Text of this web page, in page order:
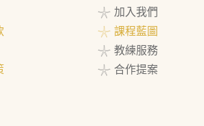
𓇼 加入我們
𓇼 課程藍圖
𓇼 教練服務
𓇼 合作提案